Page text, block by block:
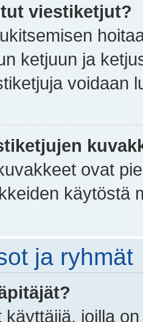
viestiketjut?
ketjuun ja
voidaan
ovat
käytöstä
ja ryhmät
käyttäjiä, joilla